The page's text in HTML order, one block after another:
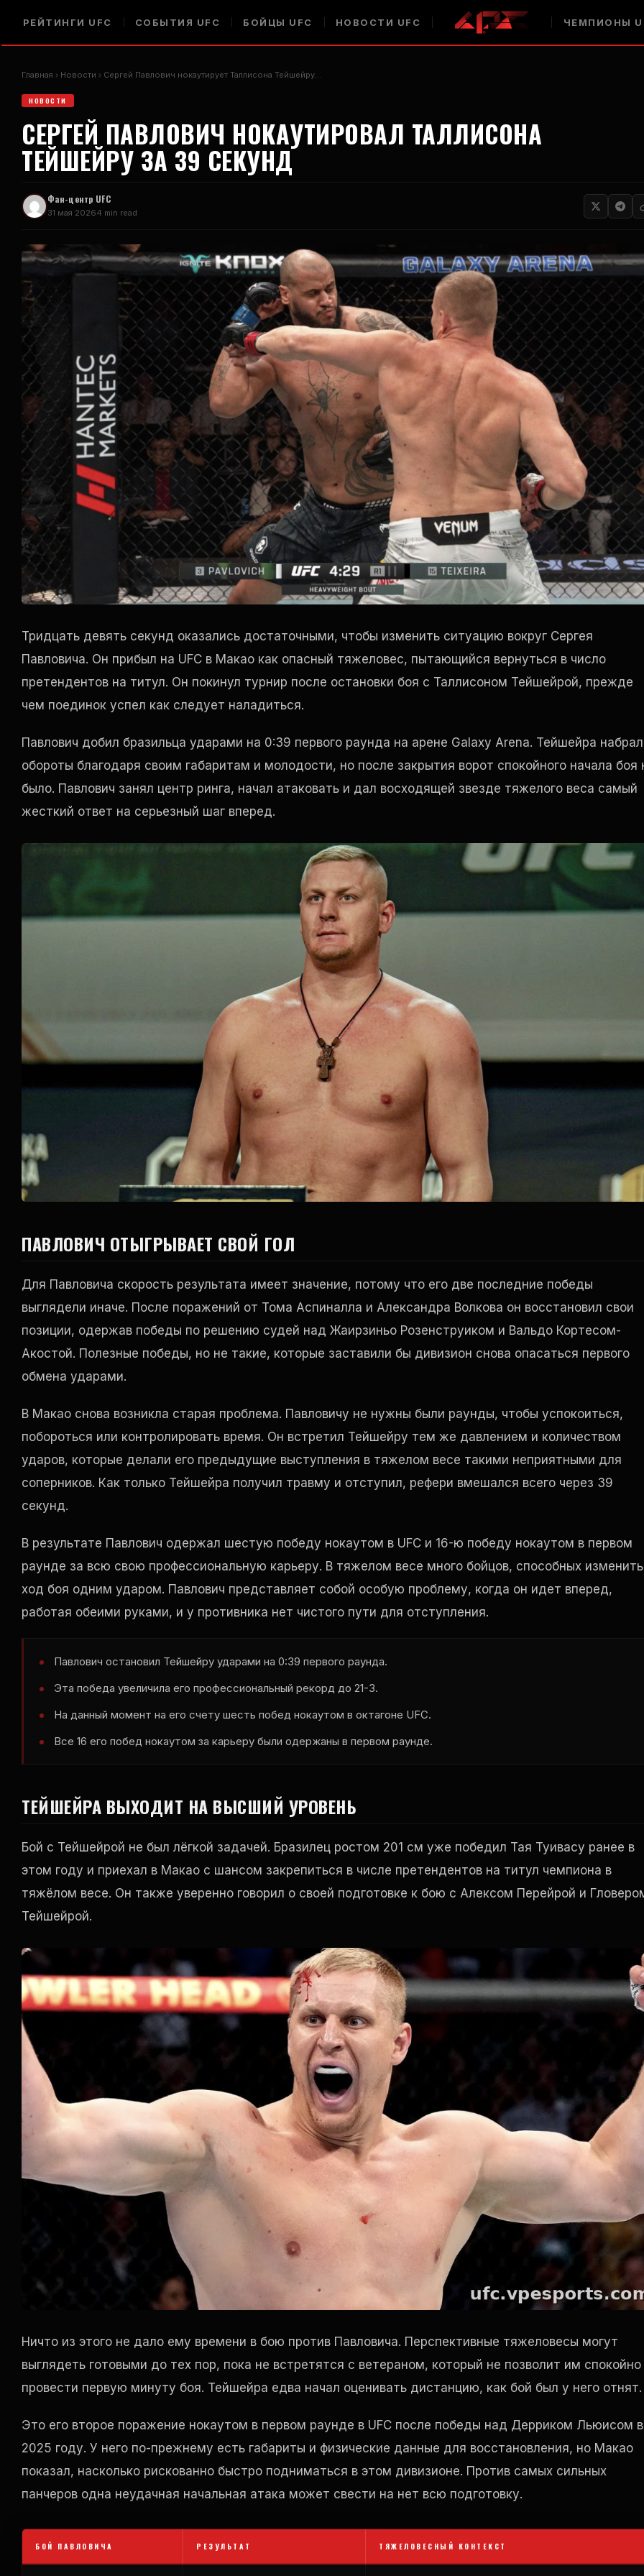
РЕЙТИНГИ UFC СОБЫТИЯ UFC БОЙЦЫ UFC НОВОСТИ UFC ЧЕМПИОНЫ
Главная Новости Сергей Павлович нокаутирует Таллисона Тейшейру…
НОВОСТИ
СЕРГЕЙ ПАВЛОВИЧ НОКАУТИРОВАЛ ТАЛЛИСОНА
ТЕЙШЕЙРУ ЗА 39 СЕКУНД
Фан-центр UFC
31 мая 20264 min read
Тридцать девять секунд оказались достаточными, чтобы изменить ситуацию вокруг Сергея
Павловича. Он прибыл на UFC в Макао как опасный тяжеловес, пытающийся вернуться в число
претендентов на титул. Он покинул турнир после остановки боя с Таллисоном Тейшейрой, прежде
чем поединок успел как следует наладиться.
Павлович добил бразильца ударами на 0:39 первого раунда на арене Galaxy Arena. Тейшейра набрал
обороты благодаря своим габаритам и молодости, но после закрытия ворот спокойного начала боя
было. Павлович занял центр ринга, начал атаковать и дал восходящей звезде тяжелого веса самый
жесткий ответ на серьезный шаг вперед.
ПАВЛОВИЧ ОТЫГРЫВАЕТ СВОЙ ГОЛ
Для Павловича скорость результата имеет значение, потому что его две последние победы
выглядели иначе. После поражений от Тома Аспиналла и Александра Волкова он восстановил свои
позиции, одержав победы по решению судей над Жаирзиньо Розенструиком и Вальдо Кортесом-
Акостой. Полезные победы, но не такие, которые заставили бы дивизион снова опасаться первого
обмена ударами.
В Макао снова возникла старая проблема. Павловичу не нужны были раунды, чтобы успокоиться,
побороться или контролировать время. Он встретил Тейшейру тем же давлением и количеством
ударов, которые делали его предыдущие выступления в тяжелом весе такими неприятными для
соперников. Как только Тейшейра получил травму и отступил, рефери вмешался всего через 39
секунд.
В результате Павлович одержал шестую победу нокаутом в UFC и 16-ю победу нокаутом в первом
раунде за всю свою профессиональную карьеру. В тяжелом весе много бойцов, способных изменить
ход боя одним ударом. Павлович представляет собой особую проблему, когда он идет вперед,
работая обеими руками, и у противника нет чистого пути для отступления.
Павлович остановил Тейшейру ударами на 0:39 первого раунда.
Эта победа увеличила его профессиональный рекорд до 21-3.
На данный момент на его счету шесть побед нокаутом в октагоне UFC.
Все 16 его побед нокаутом за карьеру были одержаны в первом раунде.
ТЕЙШЕЙРА ВЫХОДИТ НА ВЫСШИЙ УРОВЕНЬ
Бой с Тейшейрой не был лёгкой задачей. Бразилец ростом 201 см уже победил Тая Туивасу ранее в
этом году и приехал в Макао с шансом закрепиться в числе претендентов на титул чемпиона в
тяжёлом весе. Он также уверенно говорил о своей подготовке к бою с Алексом Перейрой и
Тейшейрой.
Ничто из этого не дало ему времени в бою против Павловича. Перспективные тяжеловесы могут
выглядеть готовыми до тех пор, пока не встретятся с ветераном, который не позволит им спокойно
провести первую минуту боя. Тейшейра едва начал оценивать дистанцию, как бой был у него отнят.
Это его второе поражение нокаутом в первом раунде в UFC после победы над Дерриком Льюисом в
2025 году. У него по-прежнему есть габариты и физические данные для восстановления, но Макао
показал, насколько рискованно быстро подниматься в этом дивизионе. Против самых сильных
панчеров одна неудачная начальная атака может свести на нет всю подготовку.
БОЙ ПАВЛОВИЧА РЕЗУЛЬТАТ ТЯЖЕЛОВЕСНЫЙ КОНТЕКСТ